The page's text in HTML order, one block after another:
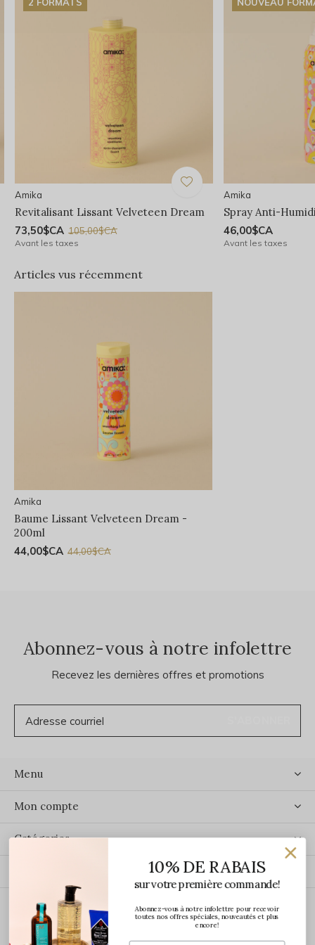
Amika
Revitalisant Lissant Velveteen Dream
73,50$CA 105,00$CA
Avant les taxes
Amika
Spray Anti-
46,00$CA
Avant les taxes
Articles vus récemment
Amika
Baume Lissant Velveteen Dream -
200ml
44,00$CA 44,00$CA
Abonnez-vous à notre infolettre
Recevez les dernières offres et promotions
Menu
Mon compte
Catégories
ÉCRIVEZ-NOUS
10% DE RABAIS
sur votre première commande!
Abonnez-vous à notre infolettre pour recevoir
toutes nos offres spéciales, nouveautés et plus
encore!